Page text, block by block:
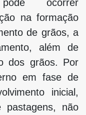
ocorrer
na formação
de grãos, a
além de
dos grãos. Por
em fase de
inicial,
não